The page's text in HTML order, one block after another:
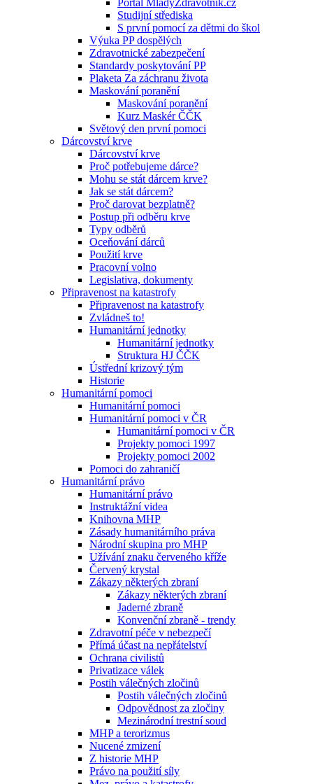
Portál MladyZdravotnik.cz
Studijní střediska
S první pomocí za dětmi do škol
Výuka PP dospělých
Zdravotnické zabezpečení
Standardy poskytování PP
Plaketa Za záchranu života
Maskování poranění
Maskování poranění
Kurz Maskér ČČK
Světový den první pomoci
Dárcovství krve
Dárcovství krve
Proč potřebujeme dárce?
Mohu se stát dárcem krve?
Jak se stát dárcem?
Proč darovat bezplatně?
Postup při odběru krve
Typy odběrů
Oceňování dárců
Použití krve
Pracovní volno
Legislativa, dokumenty
Připravenost na katastrofy
Připravenost na katastrofy
Zvládneš to!
Humanitární jednotky
Humanitární jednotky
Struktura HJ ČČK
Ústřední krizový tým
Historie
Humanitární pomoci
Humanitární pomoci
Humanitární pomoci v ČR
Humanitární pomoci v ČR
Projekty pomoci 1997
Projekty pomoci 2002
Pomoci do zahraničí
Humanitární právo
Humanitární právo
Instruktážní videa
Knihovna MHP
Zásady humanitárního práva
Národní skupina pro MHP
Užívání znaku červeného kříže
Červený krystal
Zákazy některých zbraní
Zákazy některých zbraní
Jaderné zbraně
Konvenční zbraně - trendy
Zdravotní péče v nebezpečí
Přímá účast na nepřátelství
Ochrana civilistů
Privatizace válek
Postih válečných zločinů
Postih válečných zločinů
Odpovědnost za zločiny
Mezinárodní trestní soud
MHP a terorizmus
Nucené zmizení
Z historie MHP
Právo na použití síly